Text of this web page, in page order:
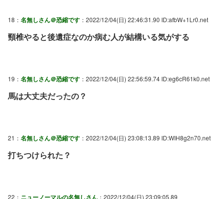
18： 名無しさん＠恐縮です ：2022/12/04(日) 22:46:31.90 ID:afbW+1Lr0.net
頸椎やると後遺症なのか病む人が結構いる気がする
19： 名無しさん＠恐縮です ：2022/12/04(日) 22:56:59.74 ID:eg6cR61k0.net
馬は大丈夫だったの？
21： 名無しさん＠恐縮です ：2022/12/04(日) 23:08:13.89 ID:WIH8g2n70.net
打ちつけられた？
22： ニューノーマルの名無しさん ：2022/12/04(日) 23:09:05.89